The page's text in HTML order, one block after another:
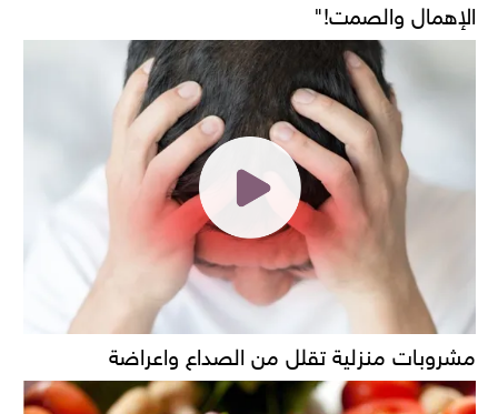
الإهمال والصمت!"
مشروبات منزلية تقلل من الصداع واعراضة